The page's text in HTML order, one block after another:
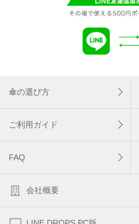
傘の選び方
ご利用ガイド
FAQ
会社概要